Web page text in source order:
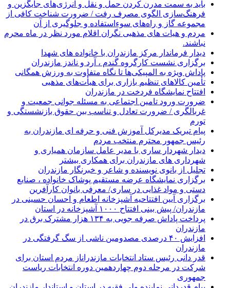
باید به سمت مدرن کردن حمل و نقل و انرژی‌های جایگزین و
فرهنگ‌سازی الگوی مصرف رفت / ضرورت شناخت کافی از
مجموعه گاز و راه‌های سوءاستفاده و جلوگیری از آن
مردم و هیات های مذهبی نگران اقلام مورد نظر در ماه محرم
نباشند.
دیدار فرماندار مرکز مازندران با خانواده های شهدا
برگزاری نشست کارگروه گندم ، آرد و ناندز مازندران
پاداش ویژه به المپیکی‌ها تا نگاه متفاوت به ورزش همگانی
تأمین کالاهای تنظیم بازاری برای هیأت‌های مذهبی
افتتاح نمایشگاه فردخت در مازندران
ضرورت ورود تامین اجتماعی به مسئله جوانی جمعیت و
غربالگری / ضرورت تعادل و تناسب بین حقوق بازنشستگی و
تورم
پیام تبریک مدیرکل آموزش فنی و حرفه ای مازندران به
رئیس جمهور محترم منتخب مردم
دیدار شهردار ساری با مدیر عامل سازمان همیاری و
شهرداری های مازندران برای همکاری بیشتر
تجلیل از بانوی نویسنده و شاعر و خبرنگار مازندران
برگزاری نمایشگاه عرضه مستقیم پوشاک خانواده ، صنایع
دستی و مواد غذایی در ساری/ معرفی بانوان کارآفرین
برگزاری آیین افتتاحیه آشپزخانه اطعام و احسان حسینی در
مازندران/ پیش بینی افتتاح ۱۰۰۰ آشپزخانه در استان
پرداخت پاداش صرفه جویی به ۱۳۴ هزار مشترک برق در
مازندران
افزایش ۴۰ درصدی مصدومین ناشی از سگ گرفتگی در
مازندران
قدر دانی رئیس ستاد انتخابات مازندراناز مردم استان برای
شرکت در مرحله دوم چهاردهمین دوره انتخابات ریاست
جمهوری